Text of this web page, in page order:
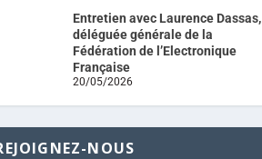
Entretien avec Laurence Dassas,
déléguée générale de la
Fédération de l’Electronique
Française
20/05/2026
NOUS